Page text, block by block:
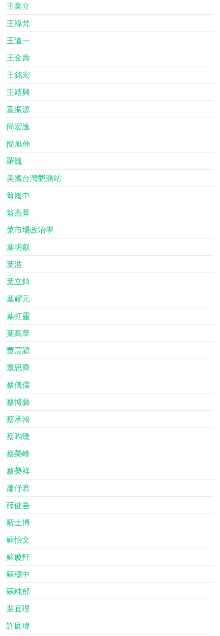
王業立
王禕梵
王道一
王金壽
王銘宏
王靖興
童振源
簡宏逸
簡旭伸
羅巍
美國台灣觀測站
翁履中
翁燕菁
菜市場政治學
葉明叡
葉浩
葉立錡
葉耀元
葉虹靈
葉高華
董宸潁
董思齊
蔡儀儂
蔡博藝
蔡承翰
蔡昀臻
蔡榮峰
蔡榮祥
蕭伃君
薛健吾
藍士博
蘇怡文
蘇慶軒
蘇穩中
蘇純郁
裴宜理
許庭瑋